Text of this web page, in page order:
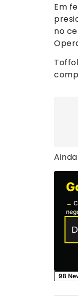
Em
no
→
98